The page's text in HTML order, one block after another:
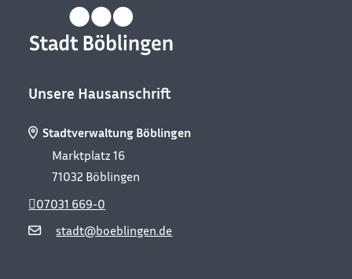
Unsere Hausanschrift
Stadtverwaltung Böblingen
Marktplatz 16
71032 Böblingen
stadt@boeblingen.de
07031 669-0